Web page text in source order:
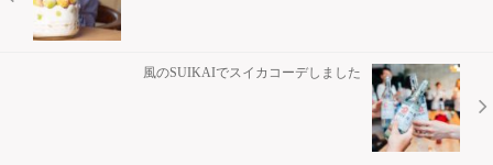
風のSUIKAIでスイカコーデしました